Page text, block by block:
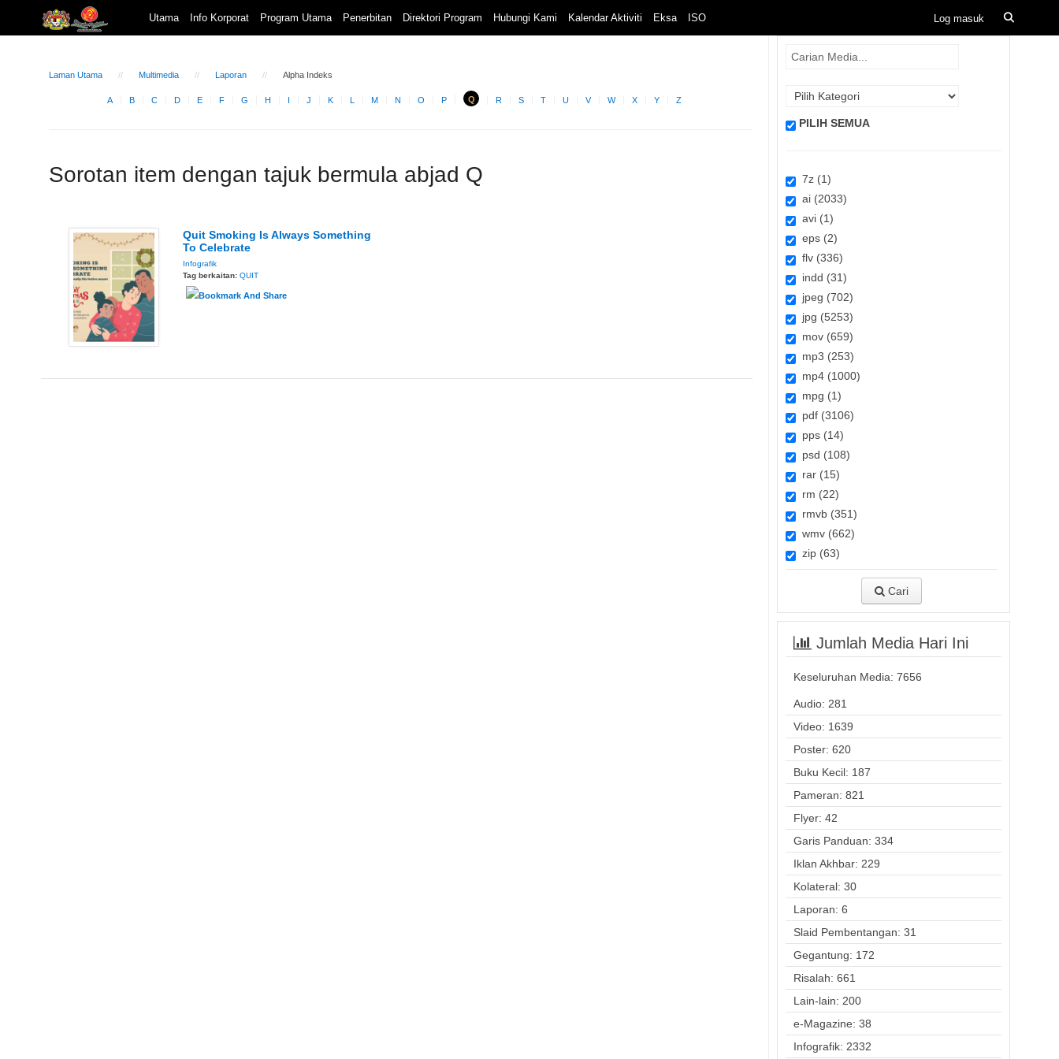
Utama Info Korporat Program Utama Penerbitan Direktori Program Hubungi Kami Kalendar Aktiviti Eksa ISO
Laman Utama Multimedia Laporan Alpha Indeks
A B C D E F G H I J K L M N O P Q R S T U V W X Y Z
Sorotan item dengan tajuk bermula abjad Q
Quit Smoking Is Always Something
To Celebrate
Infografik
Tag berkaitan: QUIT
PILIH SEMUA
7z (1)
ai (2033)
avi (1)
eps (2)
flv (336)
indd (31)
jpeg (702)
jpg (5253)
mov (659)
mp3 (253)
mp4 (1000)
mpg (1)
pdf (3106)
pps (14)
psd (108)
rar (15)
rm (22)
rmvb (351)
wmv (662)
zip (63)
Cari
Jumlah Media Hari Ini
Keseluruhan Media: 7656
Audio: 281
Video: 1639
Poster: 620
Buku Kecil: 187
Pameran: 821
Flyer: 42
Garis Panduan: 334
Iklan Akhbar: 229
Kolateral: 30
Laporan: 6
Slaid Pembentangan: 31
Gegantung: 172
Risalah: 661
Lain-lain: 200
e-Magazine: 38
Infografik: 2332